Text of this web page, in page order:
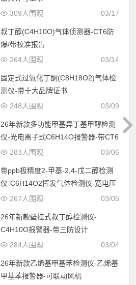
03/17
309人围观
叔丁醇(C4H10O)气体侦测器-CT6防
爆/带校准报告
03/14
264人围观
固定式过氧化丁酮(C8H18O2)气体检
测仪-带十大品牌证书
03/09
248人围观
26年新款多功能甲基异丁基甲醇检测
仪-光电离子式C6H14O报警器-带CT6
防爆设计
03/06
283人围观
带ppb极精度2-甲基-2,4-戊二醇检测
仪-C6H14O2挥发气体检测仪-宽电压
12-30V供电
03/05
267人围观
26年新款壁挂式叔丁醇检测仪-
C4H10O报警器-带三防设计
03/04
284人围观
26年新款乙烯基甲基苯检测仪-乙烯基
甲基苯报警器-可联动风机